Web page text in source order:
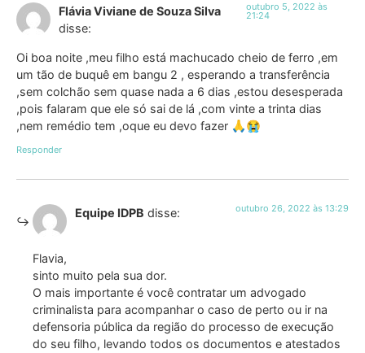
Flávia Viviane de Souza Silva
disse:
outubro 5, 2022 às
21:24
Oi boa noite ,meu filho está machucado cheio de ferro ,em
um tão de buquê em bangu 2 , esperando a transferência
,sem colchão sem quase nada a 6 dias ,estou desesperada
,pois falaram que ele só sai de lá ,com vinte a trinta dias
,nem remédio tem ,oque eu devo fazer 🙏😭
Responder
Equipe IDPB disse: outubro 26, 2022 às 13:29
Flavia,
sinto muito pela sua dor.
O mais importante é você contratar um advogado
criminalista para acompanhar o caso de perto ou ir na
defensoria pública da região do processo de execução
do seu filho, levando todos os documentos e atestados